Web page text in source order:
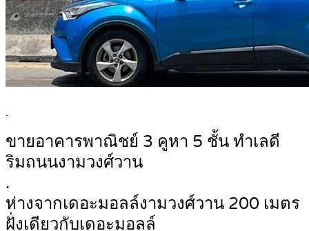
.
ขายอาคารพาณิชย์ 3 คูหา 5 ชั้น ทำเลดี
ริมถนนงามวงศ์วาน
.
ห่างจากเดอะมอลล์งามวงศ์วาน 200 เมตร
ฝั่งเดียวกับเดอะมอลล์